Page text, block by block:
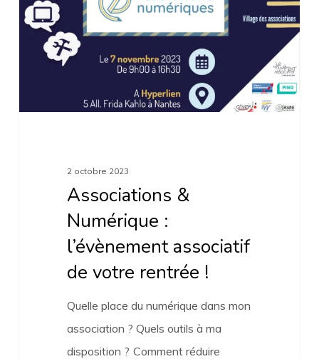
l’évènement
associatif
rentrée
2 octobre 2023
Associations &
Numérique :
l’évènement associatif
de votre rentrée !
Quelle place du numérique dans mon
association ? Quels outils à ma
disposition ? Comment réduire